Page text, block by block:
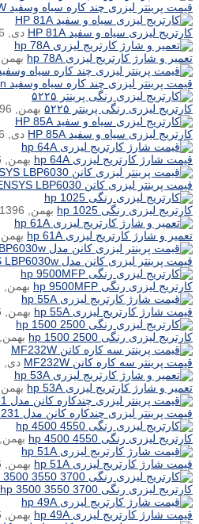
قیمت پرینتر لیزری چند کاره سیاه وسفید canon MF232W
کارتریج لیزری سیاه و سفید HP 81A
دی, 1396
تعمیر و شارژ کارتریج لیزری hp 78A
بهمن, 1396
قیمت پرینتر لیزری چند کاره سیاه وسفید Canon MF236n
کارتریج لیزری رنگی پرینتر ۵۲۲۵
بهمن, 1396
کارتریج لیزری سیاه و سفید HP 85A
دی, 1396
قیمت شارژ کارتریج لیزری hp 64A
بهمن, 1396
قیمت پرینتر لیزری کانن i-SENSYS LBP6030
کارتریج لیزری رنگی hp 1025
بهمن, 1396
تعمیر و شارژ کارتریج لیزری hp 61A
بهمن, 1396
قیمت پرینتر لیزری کانن مدل i-SENSYS LBP6030w
کارتریج لیزری رنگی hp 9500MFP
بهمن, 1396
قیمت شارژ کارتریج لیزری hp 55A
بهمن, 1396
کارتریج لیزری رنگی hp 1500 2500
بهمن, 1396
قیمت پرینتر سه کاره کانن MF232W
دی, 1396
تعمیر و شارژ کارتریج لیزری hp 53A
بهمن, 1396
قیمت پرینتر لیزری چندکاره کانن مدل I-SENSYS MF231
کارتریج لیزری رنگی hp 4500 4550
بهمن, 1396
قیمت شارژ کارتریج لیزری hp 51A
بهمن, 1396
کارتریج لیزری رنگی hp 3500 3550 3700
قیمت شارژ کارتریج لیزری hp 49A
بهمن, 1396